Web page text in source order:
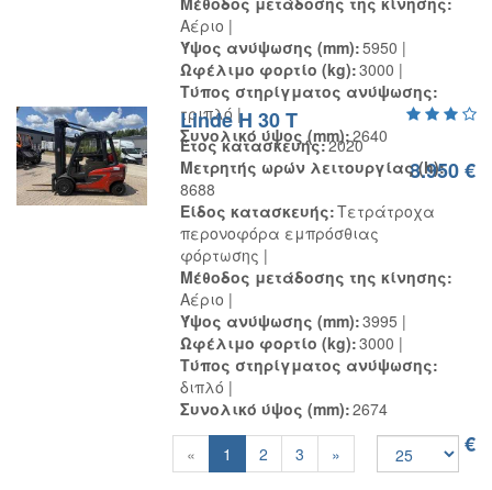
Αέριο
Ύψος ανύψωσης (mm) 5950
Ωφέλιμο φορτίο (kg) 3000
Τύπος στηρίγματος ανύψωσης
τριπλό
Συνολικό ύψος (mm) 2640
8.950 €
Linde H 30 T
Έτος κατασκευής 2020
Μετρητής ωρών λειτουργίας (h)
8688
Είδος κατασκευής Τετράτροχα
περονοφόρα εμπρόσθιας
φόρτωσης
Μέθοδος μετάδοσης της κίνησης
Αέριο
Ύψος ανύψωσης (mm) 3995
Ωφέλιμο φορτίο (kg) 3000
Τύπος στηρίγματος ανύψωσης
διπλό
Συνολικό ύψος (mm) 2674
8.950 €
« Previous
1 2 3 »